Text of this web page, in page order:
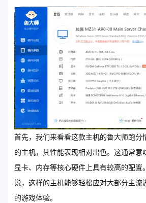
首先，我们来看看这款主机的鲁大师跑分
的主机，其性能表现相对出色。这通常意
显卡、内存等核心硬件上具有较高的配置
说，这样的主机能够轻松应对大部分主流
的游戏体验。